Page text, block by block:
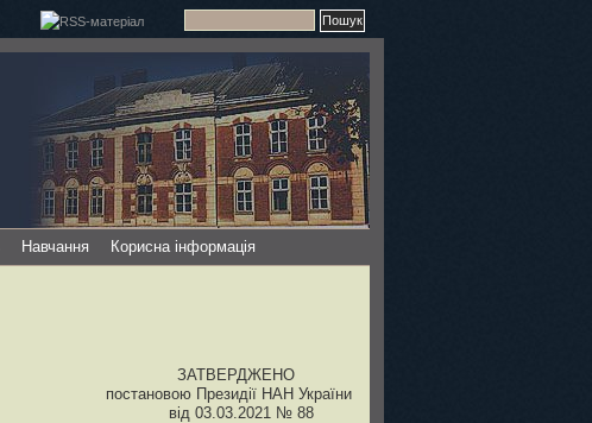
Навчання Корисна інформація
ЗАТВЕРДЖЕНО
постановою Президії НАН України
від 03.03.2021 № 88